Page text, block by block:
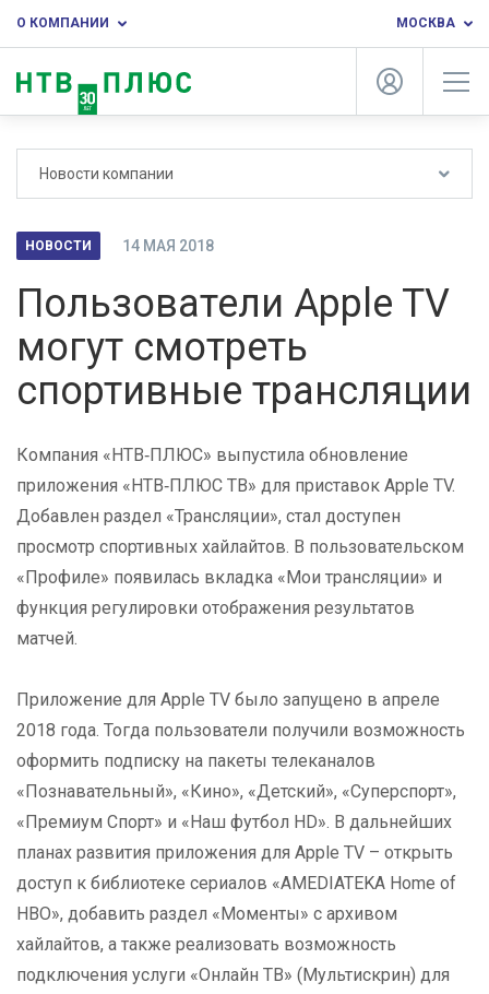
О КОМПАНИИ МОСКВА
Новости компании
НОВОСТИ 14 МАЯ 2018
Пользователи Apple TV
могут смотреть
спортивные трансляции
Компания «НТВ‑ПЛЮС» выпустила обновление
приложения «НТВ‑ПЛЮС ТВ» для приставок Apple TV.
Добавлен раздел «Трансляции», стал доступен
просмотр спортивных хайлайтов. В пользовательском
«Профиле» появилась вкладка «Мои трансляции» и
функция регулировки отображения результатов
матчей.
Приложение для Apple TV было запущено в апреле
2018 года. Тогда пользователи получили возможность
оформить подписку на пакеты телеканалов
«Познавательный», «Кино», «Детский», «Суперспорт»,
«Премиум Спорт» и «Наш футбол HD». В дальнейших
планах развития приложения для Apple TV – открыть
доступ к библиотеке сериалов «AMEDIATEKA Home of
HBO», добавить раздел «Моменты» с архивом
хайлайтов, а также реализовать возможность
подключения услуги «Онлайн ТВ» (Мультискрин) для